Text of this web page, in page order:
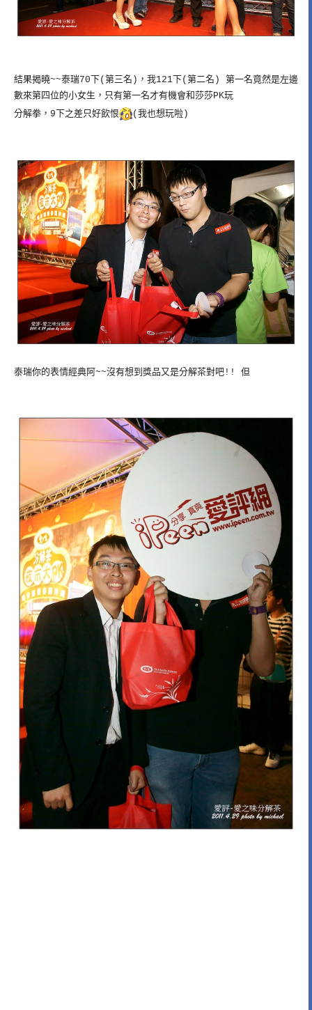
結果揭曉~~泰瑞70下(第三名)，我121下(第二名) 第一名竟然是左邊
數來第四位的小女生，只有第一名才有機會和莎莎PK玩
分解拳，9下之差只好飲恨
(我也想玩啦)
泰瑞你的表情經典阿~~沒有想到獎品又是分解茶對吧!! 但